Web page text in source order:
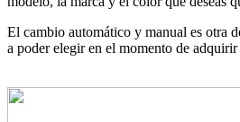
El cambio automático y manual es otra
a poder elegir en el momento de adquirir